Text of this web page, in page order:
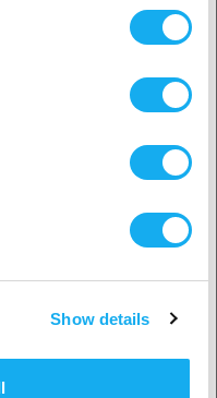
Show details
2.85 mm
Cheetah Flexible -